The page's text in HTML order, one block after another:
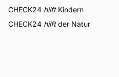
CHECK24 hilftKindern
CHECK24 hilftder Natur